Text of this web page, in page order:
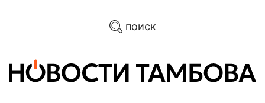
поиск